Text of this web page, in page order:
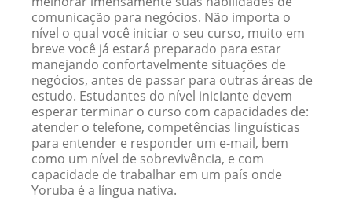
comunicação para negócios. Não importa o
nível o qual você iniciar o seu curso, muito em
breve você já estará preparado para estar
manejando confortavelmente situações de
negócios, antes de passar para outras áreas de
estudo. Estudantes do nível iniciante devem
esperar terminar o curso com capacidades de:
atender o telefone, competências linguísticas
para entender e responder um e-mail, bem
como um nível de sobrevivência, e com
capacidade de trabalhar em um país onde
Yoruba é a língua nativa.